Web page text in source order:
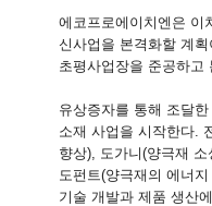
에코프로에이치엔은 이
신사업을 본격화할 계
초평사업장을 준공하고
유상증자를 통해 조달
소재 사업을 시작한다.
향상), 도가니(양극재
도펀트(양극재의 에너
기술 개발과 제품 생산